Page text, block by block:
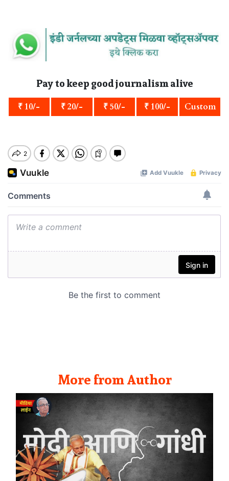
Pay to keep good journalism alive
₹ 10/- ₹ 20/- ₹ 50/- ₹ 100/- Custom
More from Author